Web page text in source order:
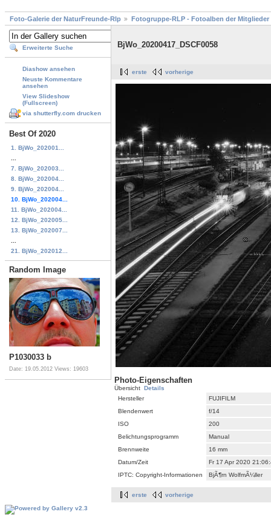
Foto-Galerie der NaturFreunde-Rlp Fotogruppe-RLP - Fotoalben der Mitglieder
Erweiterte Suche
Diashow ansehen
Neuste Kommentare
ansehen
View Slideshow
(Fullscreen)
via shutterfly.com drucken
Best Of 2020
1. BjWo_202001...
7. BjWo_202003...
8. BjWo_202004...
9. BjWo_202004...
10. BjWo_202004...
11. BjWo_202004...
12. BjWo_202005...
13. BjWo_202007...
21. BjWo_202012...
Random Image
P1030033 b
Date: 19.05.2012 Views: 19603
BjWo_20200417_DSCF0058
erste vorherige
Photo-Eigenschaften
Übersicht Details
Hersteller
FUJIFILM
Blendenwert
f/14
ISO
200
Belichtungsprogramm
Manual
Brennweite
16 mm
Datum/Zeit
Fr 17 Apr 2020
IPTC: Copyright-Informationen
BjÃ¶rn WolfmÃ¼ller
erste vorherige